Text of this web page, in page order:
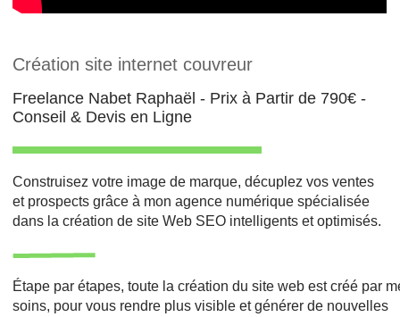
Création site internet couvreur
Freelance Nabet Raphaël - Prix à Partir de 790€ -
Conseil & Devis en Ligne
Construisez votre image de marque, décuplez vos ventes
et prospects grâce à mon agence numérique spécialisée
dans la création de site Web SEO intelligents et optimisés.
Étape par étapes, toute la création du site web est créé par
soins, pour vous rendre plus visible et générer de nouvelles